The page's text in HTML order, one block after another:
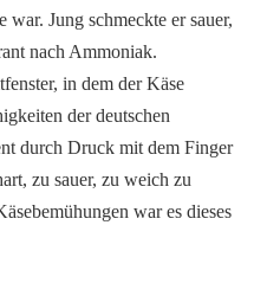
Jung schmeckte er sauer,
nach Ammoniak.
in dem der Käse
der deutschen
durch Druck mit dem Finger
zu sauer, zu weich zu
war es dieses